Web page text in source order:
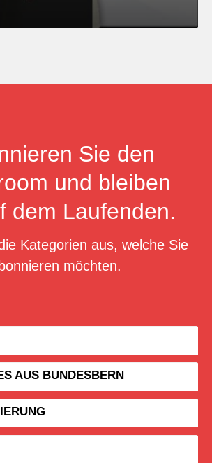
Sie den
und bleiben
dem Laufenden.
Kategorien aus, welche Sie
möchten.
AUS BUNDESBERN